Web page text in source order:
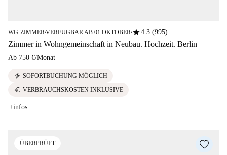
WG-ZIMMER ■VERFÜGBAR AB 01 OKTOBER ■star4.3 (995)
Zimmer in Wohngemeinschaft in Neubau. Hochzeit. Berlin
Ab 750 €/Monat
electric_bolt SOFORTBUCHUNG MÖGLICH
euro VERBRAUCHSKOSTEN INKLUSIVE
+infos
ÜBERPRÜFT